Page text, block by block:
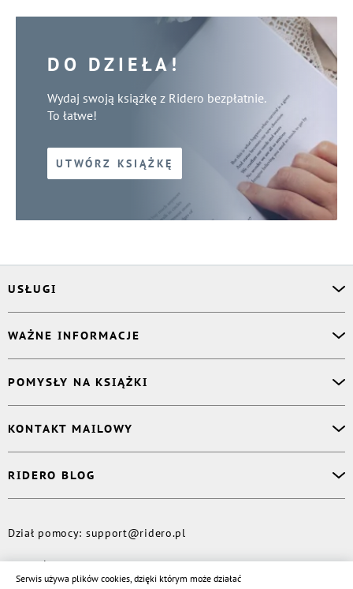
DO DZIEŁA!
Wydaj swoją książkę z Ridero bezpłatnie.
To łatwe!
UTWÓRZ KSIĄŻKĘ
USŁUGI
Korektor
Projektant okładki
Druk Twojej książki
Publikacja
WAŻNE INFORMACJE
Książki Ridero
Pomoc
Polityka prywatności
POMYSŁY NA KSIĄŻKI
Dzienniczek malucha
Książka eksperta
Wydaj tomik poezji
KONTAKT MAILOWY
Kontakt dla mediów
RIDERO BLOG
Więcej
© Rideró, 2013—2026
Dział pomocy: support@ridero.pl
Serwis używa plików cookies, dzięki którym może działać